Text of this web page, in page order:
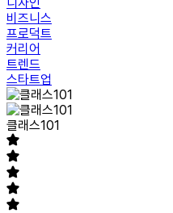
비즈니스
프로덕트
커리어
트렌드
스타트업
클래스101